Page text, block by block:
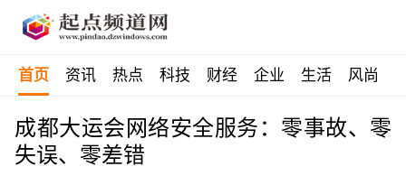
首页 资讯 热点 科技 财经 企业 生活 风尚
成都大运会网络安全服务：零事故、零
失误、零差错